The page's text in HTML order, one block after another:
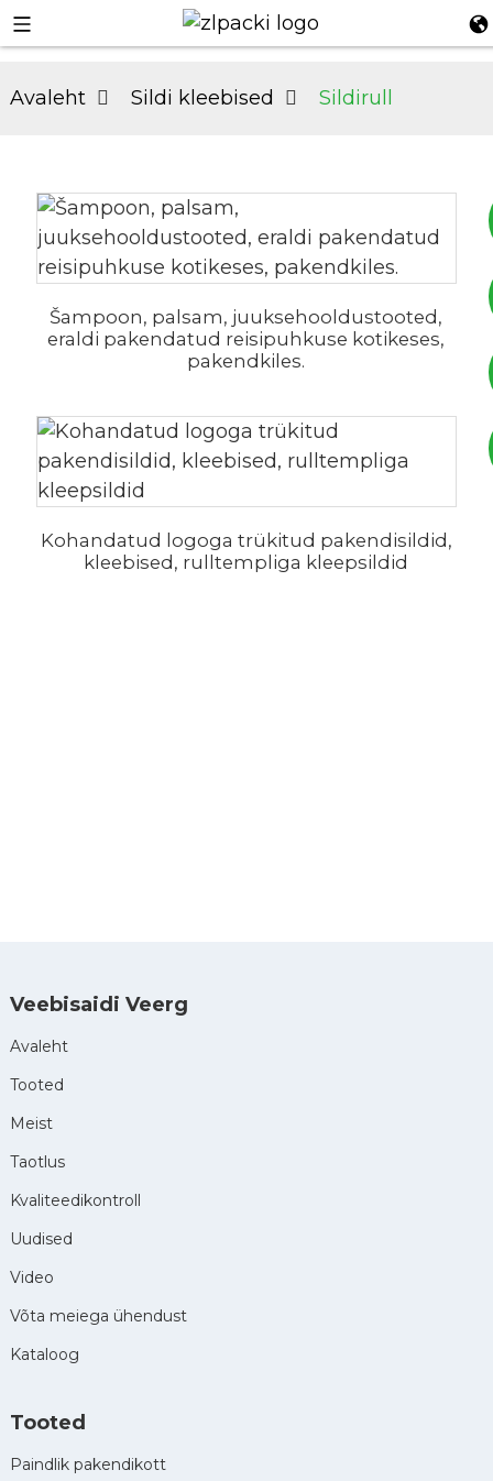
+8619953939264
Avaleht Sildi kleebised Sildirull
Šampoon, palsam, juuksehooldustooted,
eraldi pakendatud reisipuhkuse kotikeses,
pakendkiles.
Kohandatud logoga trükitud pakendisildid,
kleebised, rulltempliga kleepsildid
Veebisaidi Veerg
Avaleht
Tooted
Meist
Taotlus
Kvaliteedikontroll
Uudised
Video
Võta meiega ühendust
Kataloog
Tooted
Paindlik pakendikott